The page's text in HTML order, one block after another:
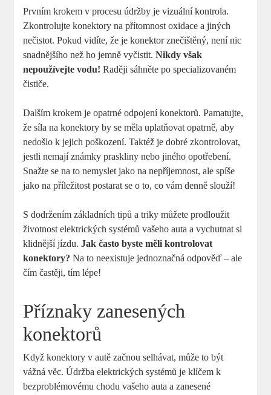
Prvním krokem v procesu údržby je vizuální kontrola.
Zkontrolujte konektory na přítomnost oxidace a jiných
nečistot. Pokud vidíte, že je konektor znečištěný, není nic
snadnějšího než ho jemně vyčistit.Nikdy však
nepoužívejte vodu! Raději sáhněte po specializovaném
čističe.
Dalším krokem je opatrné odpojení konektorů. Pamatujte,
že síla na konektory by se měla uplatňovat opatrně, aby
nedošlo k jejich poškození. Taktéž je dobré zkontrolovat,
jestli nemají známky praskliny nebo jiného opotřebení.
Snažte se na to nemyslet jako na nepříjemnost, ale spíše
jako na příležitost postarat se o to, co vám denně slouží!
S dodržením základních tipů a triky můžete prodloužit
životnost elektrických systémů vašeho auta a vychutnat si
klidnější jízdu.Jak často byste měli kontrolovat
konektory? Na to neexistuje jednoznačná odpověď – ale
čím častěji, tím lépe!
Příznaky zanesených
konektorů
Když konektory v autě začnou selhávat, může to být
vážná věc. Údržba elektrických systémů je klíčem k
bezproblémovému chodu vašeho auta a zanesené